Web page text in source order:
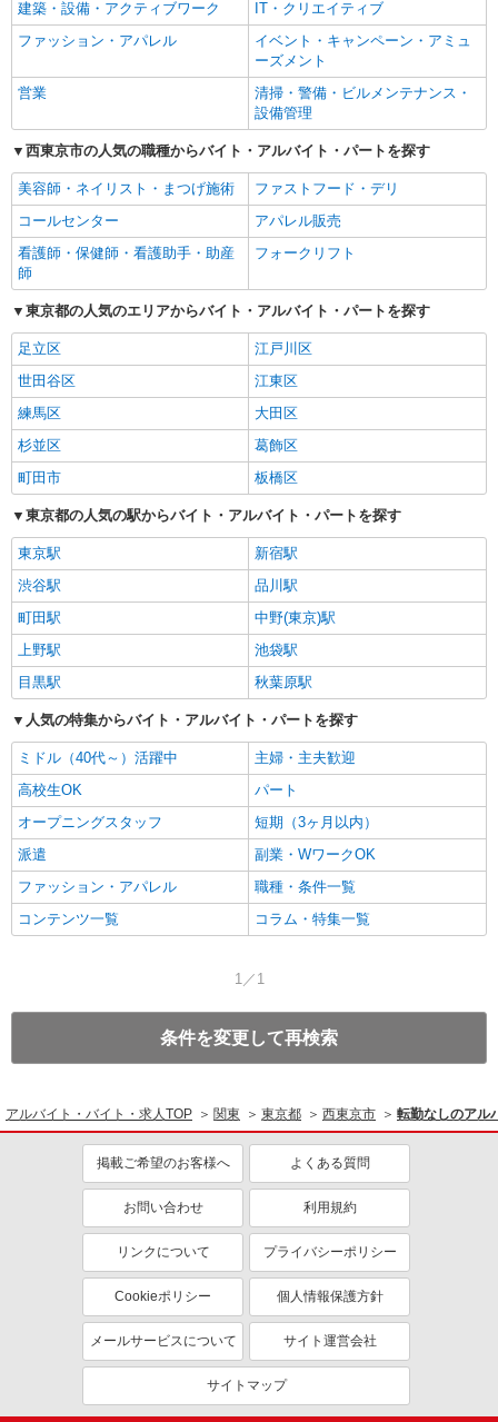
建築・設備・アクティブワーク
IT・クリエイティブ
ファッション・アパレル
イベント・キャンペーン・アミュ
ーズメント
営業
清掃・警備・ビルメンテナンス・
設備管理
西東京市の人気の職種からバイト・アルバイト・パートを探す
美容師・ネイリスト・まつげ施術
ファストフード・デリ
コールセンター
アパレル販売
看護師・保健師・看護助手・助産
師
フォークリフト
東京都の人気のエリアからバイト・アルバイト・パートを探す
足立区
江戸川区
世田谷区
江東区
練馬区
大田区
杉並区
葛飾区
町田市
板橋区
東京都の人気の駅からバイト・アルバイト・パートを探す
東京駅
新宿駅
渋谷駅
品川駅
町田駅
中野(東京)駅
上野駅
池袋駅
目黒駅
秋葉原駅
人気の特集からバイト・アルバイト・パートを探す
ミドル（40代～）活躍中
主婦・主夫歓迎
高校生OK
パート
オープニングスタッフ
短期（3ヶ月以内）
派遣
副業・WワークOK
ファッション・アパレル
職種・条件一覧
コンテンツ一覧
コラム・特集一覧
1／1
条件を変更して再検索
アルバイト・バイト・求人TOP 関東 東京都 西東京市 転勤なしのアル
掲載ご希望のお客様へ よくある質問
お問い合わせ 利用規約
リンクについて プライバシーポリシー
Cookieポリシー 個人情報保護方針
メールサービスについて サイト運営会社
サイトマップ